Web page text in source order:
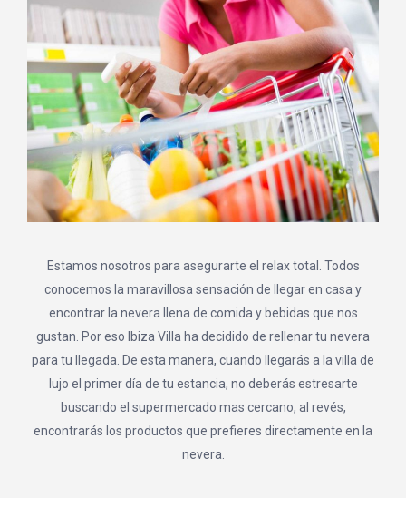
Estamos nosotros para asegurarte el relax total. Todos
conocemos la maravillosa sensación de llegar en casa y
encontrar la nevera llena de comida y bebidas que nos
gustan. Por eso Ibiza Villa ha decidido de rellenar tu nevera
para tu llegada. De esta manera, cuando llegarás a la villa de
lujo el primer día de tu estancia, no deberás estresarte
buscando el supermercado mas cercano, al revés,
encontrarás los productos que prefieres directamente en la
nevera.